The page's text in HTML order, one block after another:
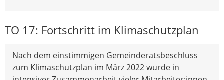
TO 17: Fortschritt im Klimaschutzplan
Nach dem einstimmigen Gemeinderatsbeschluss
zum Klimaschutzplan im März 2022 wurde in